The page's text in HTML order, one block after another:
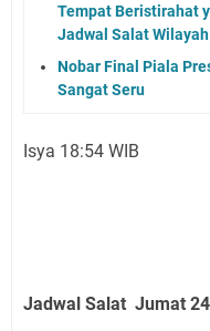
Tempat Beristirahat
Jadwal Salat
Nobar Final Piala
Sangat Seru
Isya 18:54 WIB
Jadwal Salat Jumat